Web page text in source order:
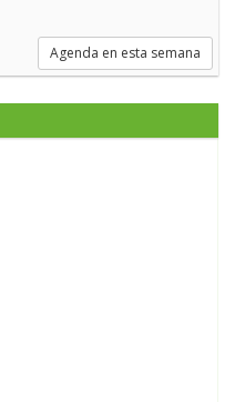
Agenda en esta semana